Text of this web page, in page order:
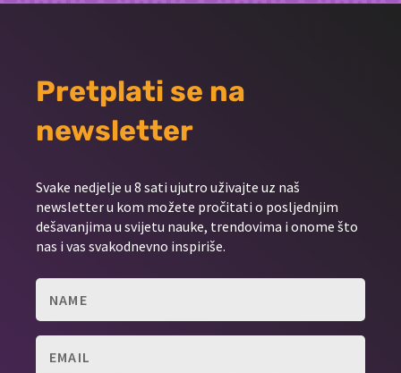
Pretplati se na
newsletter
Svake nedjelje u 8 sati ujutro uživajte uz naš
newsletter u kom možete pročitati o posljednjim
dešavanjima u svijetu nauke, trendovima i onome što
nas i vas svakodnevno inspiriše.